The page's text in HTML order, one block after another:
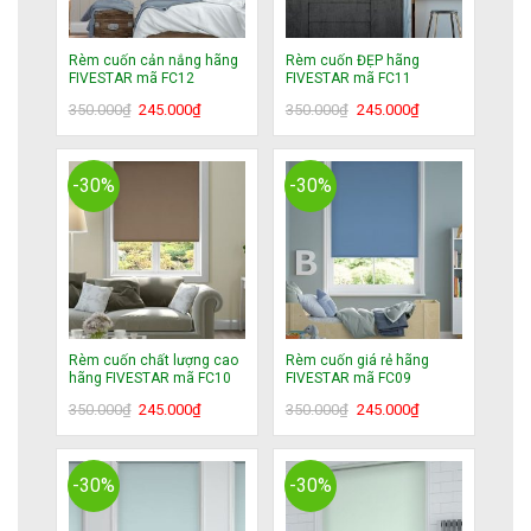
Rèm cuốn cản nắng hãng
FIVESTAR mã FC12
350.000₫ Giá
gốc
là:
245.000₫Giá
hiện
tại
245.000₫.
Rèm cuốn ĐẸP hãng
FIVESTAR mã FC11
350.000₫ Giá
gốc
là:
245.000₫Giá
hiện
tại
-30%
Rèm cuốn chất lượng cao
hãng FIVESTAR mã FC10
350.000₫ Giá
gốc
là:
245.000₫Giá
hiện
tại
245.000₫.
-30%
Rèm cuốn giá rẻ hãng
FIVESTAR mã FC09
350.000₫ Giá
gốc
là:
350.000₫.
245.000₫Giá
hiện
tại
-30% -30%